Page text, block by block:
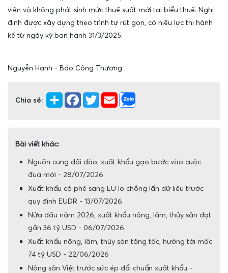
viên và không phát sinh mức thuế suất mới tại biểu thuế. Nghị
định được xây dựng theo trình tự rút gọn, có hiệu lực thi hành
kể từ ngày ký ban hành 31/3/2025.
Nguyễn Hạnh - Báo Công Thương
Chia sẻ:
Bài viết khác:
Nguồn cung dồi dào, xuất khẩu gạo bước vào cuộc
đua mới - 28/07/2026
Xuất khẩu cà phê sang EU lo chồng lấn dữ liệu trước
quy định EUDR - 13/07/2026
Nửa đầu năm 2026, xuất khẩu nông, lâm, thủy sản đạt
gần 36 tỷ USD - 06/07/2026
Xuất khẩu nông, lâm, thủy sản tăng tốc, hướng tới mốc
74 tỷ USD - 22/06/2026
Nông sản Việt trước sức ép đổi chuẩn xuất khẩu -